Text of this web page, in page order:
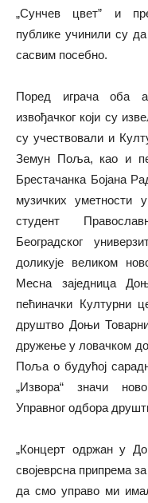
„Сунчев цвет” и
публике учинили су
сасвим посебно.
Поред играча оба
извођачког који су
су учествовали и
Земун Поља, као и
Брестачанка Бојана
музичких уметности
студент
Београдског
доликује великом
Месна заједница
пећиначки Културни
друштво Доњи
дружење у ловачком
Поља о будућој
„Извора“ значи
Управног одбора
„Концерт одржан у
својеврсна припрема
да смо управо ми